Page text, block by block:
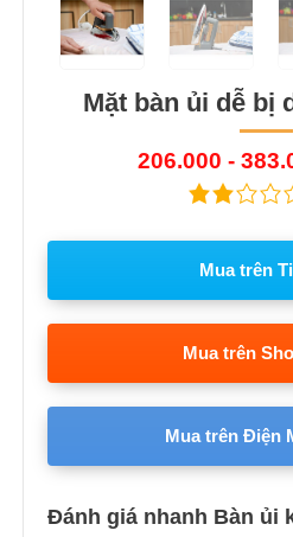
Mặt bàn ủi dễ bị
206.000 -
Mua trên
Mua trên
Mua trên Điện
Đánh giá nhanh Bàn ủi